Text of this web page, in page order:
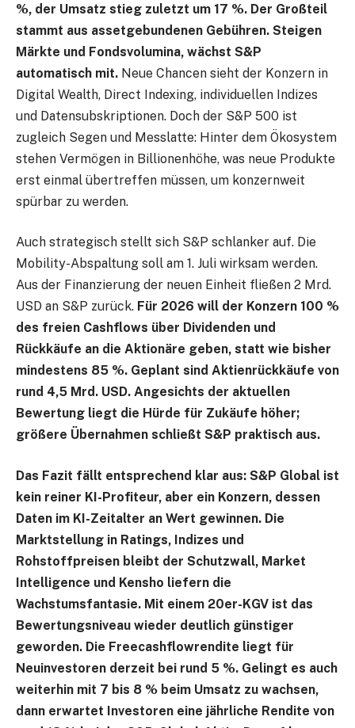
%, der Umsatz stieg zuletzt um 17 %. Der Großteil
stammt aus assetgebundenen Gebühren. Steigen
Märkte und Fondsvolumina, wächst S&P
automatisch mit. Neue Chancen sieht der Konzern in
Digital Wealth, Direct Indexing, individuellen Indizes
und Datensubskriptionen. Doch der S&P 500 ist
zugleich Segen und Messlatte: Hinter dem Ökosystem
stehen Vermögen in Billionenhöhe, was neue Produkte
erst einmal übertreffen müssen, um konzernweit
spürbar zu werden.
Auch strategisch stellt sich S&P schlanker auf. Die
Mobility-Abspaltung soll am 1. Juli wirksam werden.
Aus der Finanzierung der neuen Einheit fließen 2 Mrd.
USD an S&P zurück. Für 2026 will der Konzern 100 %
des freien Cashflows über Dividenden und
Rückkäufe an die Aktionäre geben, statt wie bisher
mindestens 85 %. Geplant sind Aktienrückkäufe von
rund 4,5 Mrd. USD. Angesichts der aktuellen
Bewertung liegt die Hürde für Zukäufe höher;
größere Übernahmen schließt S&P praktisch aus.
Das Fazit fällt entsprechend klar aus: S&P Global ist
kein reiner KI-Profiteur, aber ein Konzern, dessen
Daten im KI-Zeitalter an Wert gewinnen. Die
Marktstellung in Ratings, Indizes und
Rohstoffpreisen bleibt der Schutzwall, Market
Intelligence und Kensho liefern die
Wachstumsfantasie. Mit einem 20er-KGV ist das
Bewertungsniveau wieder deutlich günstiger
geworden. Die Freecashflowrendite liegt für
Neuinvestoren derzeit bei rund 5 %. Gelingt es auch
weiterhin mit 7 bis 8 % beim Umsatz zu wachsen,
dann erwartet Investoren eine jährliche Rendite von